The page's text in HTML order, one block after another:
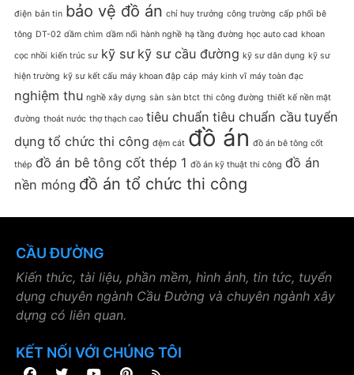
điện bản tin bảo vệ đồ án chỉ huy trưởng công trường cấp phối bê
tông DT-02 dầm chìm dầm nổi hành nghề hạ tầng đường học auto cad khoan
cọc nhồi kiến trúc sư kỹ sư kỹ sư cầu đường kỹ sư dân dụng kỹ sư
hiện trường kỹ sư kết cấu máy khoan đập cáp máy kinh vĩ máy toàn đạc
nghiệm thu nghề xây dựng sàn sàn btct thi công đường thiết kế nền mặt
đường thoát nước thợ thạch cao tiêu chuẩn tiêu chuẩn cầu tuyển
dụng tổ chức thi công đệm cát đồ án đồ án bê tông cốt
thép đồ án bê tông cốt thép 1 đồ án kỹ thuật thi công đồ án
nền móng đồ án tổ chức thi công
CẦU ĐƯỜNG
Kiến thức, tài liệu, phần mềm, hình ảnh, tin tức, tuyển
dụng chuyên ngành Cầu Đường và chuyên ngành xây
dựng có liên quan.
KẾT NỐI VỚI CHÚNG TÔI